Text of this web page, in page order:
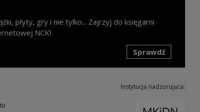
płyty, gry i nie tylko... Zajrzyj do księgarni
NCK!
Sprawdź
Instytucja nadzorująca: